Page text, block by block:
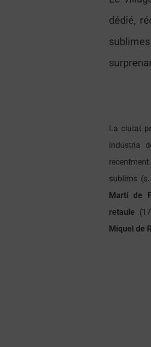
dédié,
sublimes
La ciutat
indústria
sublims
Martí de
retaule
Miquel de